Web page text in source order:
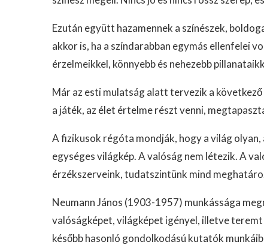
Ezután együtt hazamennek a színészek,
akkor is, ha a színdarabban egymás ellenfelei
érzelmeikkel, könnyebb és nehezebb
Már az esti mulatság alatt tervezik a
a játék, az élet értelme részt venni,
A fizikusok régóta mondják, hogy a világ
egységes világkép. A valóság nem létezik. A
érzékszerveink, tudatszintünk mind
Neumann János (1903-1957) munkássága
valóságképet, világképet igényel, illetve
később hasonló gondolkodású kutatók